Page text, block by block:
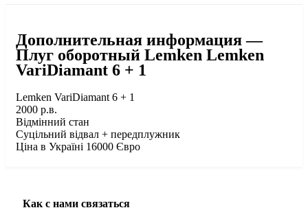
Дополнительная информация —
Плуг оборотный Lemken Lemken
VariDiamant 6 + 1
Lemken VariDiamant 6 + 1
2000 р.в.
Відмінний стан
Суцільний відвал + передплужник
Ціна в Україні 16000 Євро
Как с нами связаться